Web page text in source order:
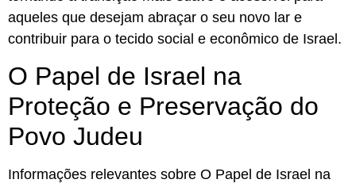
aqueles que desejam abraçar o seu novo lar e
contribuir para o tecido social e econômico de Israel.
O Papel de Israel na
Proteção e Preservação do
Povo Judeu
Informações relevantes sobre O Papel de Israel na